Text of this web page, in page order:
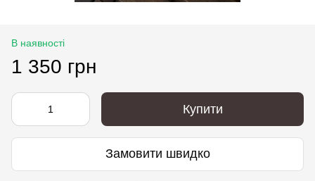
В наявності
1 350 грн
Купити
Замовити швидко